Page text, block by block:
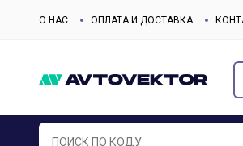
О НАС ОПЛАТА И ДОСТАВКА